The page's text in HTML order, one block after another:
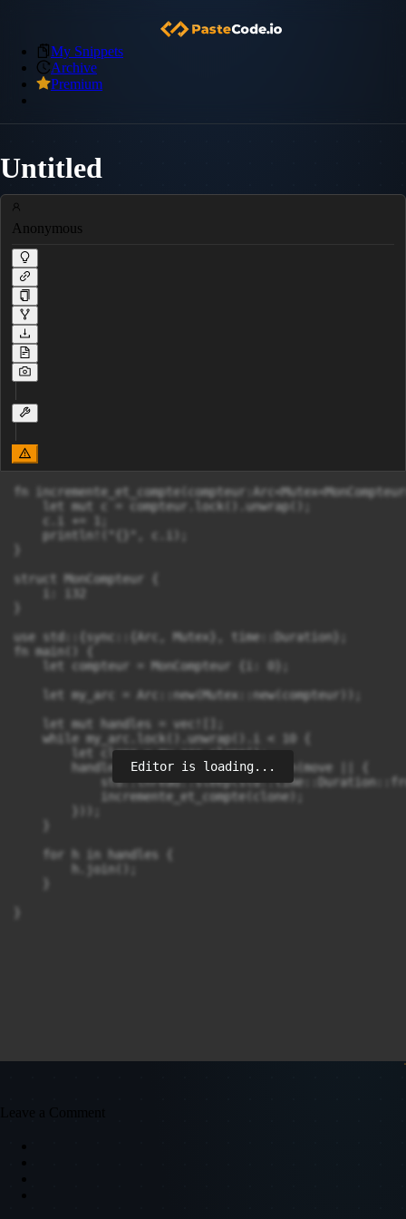
My Snippets
Archive
Premium
Untitled
Anonymous
fn
    let mut c = compteur.lock().unwrap();
    c.i += 1;
    println!("{}", c.i);
struct MonCompteur {
use std::{sync::{Arc, Mutex}, time::Duration};
fn main() {
    let compteur = MonCompteur {i: 0};
    let my_arc = Arc::new(Mutex::new(compteur));
    let mut handles = vec![];
    while my_arc.lock().unwrap().i < 10 {
        let clone = my_arc.clone();
        handles.push(std::thread::spawn(move || {
            incremente_et_compte(clone);
    for h in handles {
        h.join();
Editor is loading...